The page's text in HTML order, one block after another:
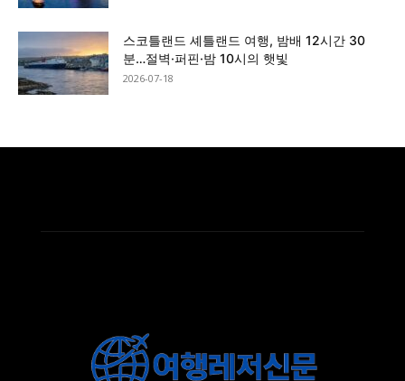
스코틀랜드 셰틀랜드 여행, 밤배 12시간 30
분…절벽·퍼핀·밤 10시의 햇빛
2026-07-18